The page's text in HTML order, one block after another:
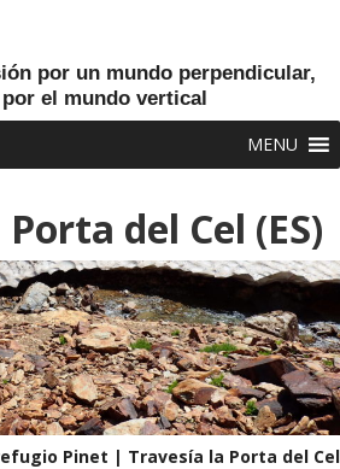
por un mundo perpendicular,
el mundo vertical
MENU
del Cel (ES)
Pinet | Travesía la Porta del Cel